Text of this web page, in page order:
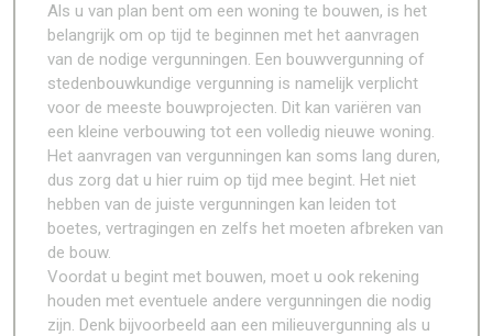
Als u van plan bent om een woning te bouwen, is het
belangrijk om op tijd te beginnen met het aanvragen
van de nodige vergunningen. Een bouwvergunning of
stedenbouwkundige vergunning is namelijk verplicht
voor de meeste bouwprojecten. Dit kan variëren van
een kleine verbouwing tot een volledig nieuwe woning.
Het aanvragen van vergunningen kan soms lang duren,
dus zorg dat u hier ruim op tijd mee begint. Het niet
hebben van de juiste vergunningen kan leiden tot
boetes, vertragingen en zelfs het moeten afbreken van
de bouw.
Voordat u begint met bouwen, moet u ook rekening
houden met eventuele andere vergunningen die nodig
zijn. Denk bijvoorbeeld aan een milieuvergunning als u